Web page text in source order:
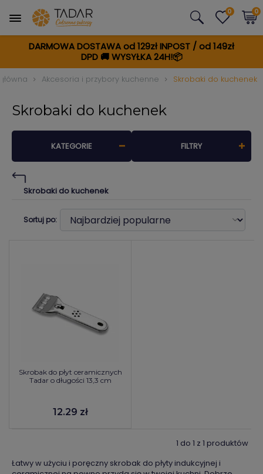
DARMOWA DOSTAWA od 129zł INPOST / od 149zł
DPD🚚WYSYŁKA 24H!📦
0 0
Akcesoria i przybory kuchenne Skrobaki do kuchenek
Skrobaki do kuchenek
Skrobaki do kuchenek
KATEGORIE FILTRY
Sortuj po:
Skrobak do płyt ceramicznych
Tadar o długości 13,3 cm
12.29 zł
1 do 1 z 1 produktów
Łatwy w użyciu i poręczny skrobak do płyty indukcyjnej i